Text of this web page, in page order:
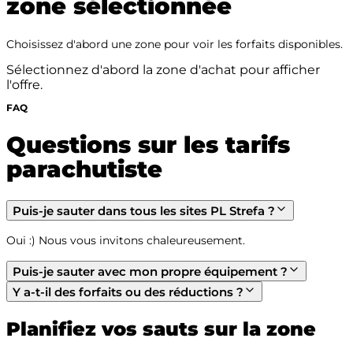
zone sélectionnée
Choisissez d'abord une zone pour voir les forfaits disponibles.
Sélectionnez d'abord la zone d'achat pour afficher
l'offre.
FAQ
Questions sur les tarifs
parachutiste
Puis-je sauter dans tous les sites PL Strefa ?
Oui :) Nous vous invitons chaleureusement.
Puis-je sauter avec mon propre équipement ?
Y a-t-il des forfaits ou des réductions ?
Planifiez vos sauts sur la zone